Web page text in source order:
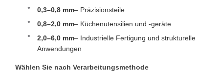
0,3–0,8 mm– Präzisionsteile
0,8–2,0 mm– Küchenutensilien und -geräte
2,0–6,0 mm– Industrielle Fertigung und strukturelle
Anwendungen
Wählen Sie nach Verarbeitungsmethode